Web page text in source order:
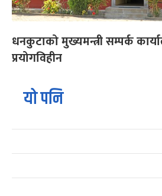
धनकुटाको मुख्यमन्त्री सम्पर्क
प्रयोगविहीन
यो पनि